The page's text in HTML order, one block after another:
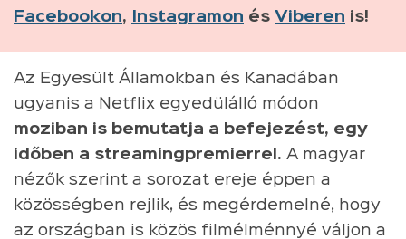
Facebookon, Instagramon és Viberen is!
Az Egyesült Államokban és Kanadában
ugyanis a Netflix egyedülálló módon
moziban is bemutatja a befejezést, egy
időben a streamingpremierrel. A magyar
nézők szerint a sorozat ereje éppen a
közösségben rejlik, és megérdemelné, hogy
az országban is közös filmélménnyé váljon a